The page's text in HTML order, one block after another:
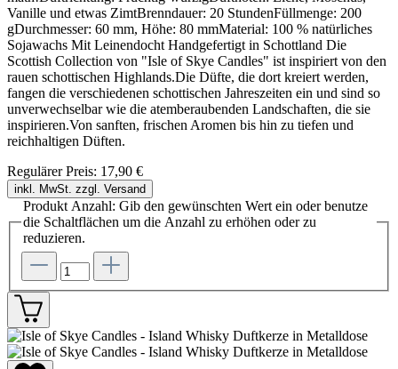
Vanille und etwas ZimtBrenndauer: 20 StundenFüllmenge: 200
gDurchmesser: 60 mm, Höhe: 80 mmMaterial: 100 % natürliches
Sojawachs Mit Leinendocht Handgefertigt in Schottland Die
Scottish Collection von "Isle of Skye Candles" ist inspiriert von den
rauen schottischen Highlands.Die Düfte, die dort kreiert werden,
fangen die verschiedenen schottischen Jahreszeiten ein und sind so
unverwechselbar wie die atemberaubenden Landschaften, die sie
inspirieren.Von sanften, frischen Aromen bis hin zu tiefen und
reichhaltigen Düften.
Regulärer Preis: 17,90 €
inkl. MwSt. zzgl. Versand
Produkt Anzahl: Gib den gewünschten Wert ein oder benutze
die Schaltflächen um die Anzahl zu erhöhen oder zu
reduzieren.